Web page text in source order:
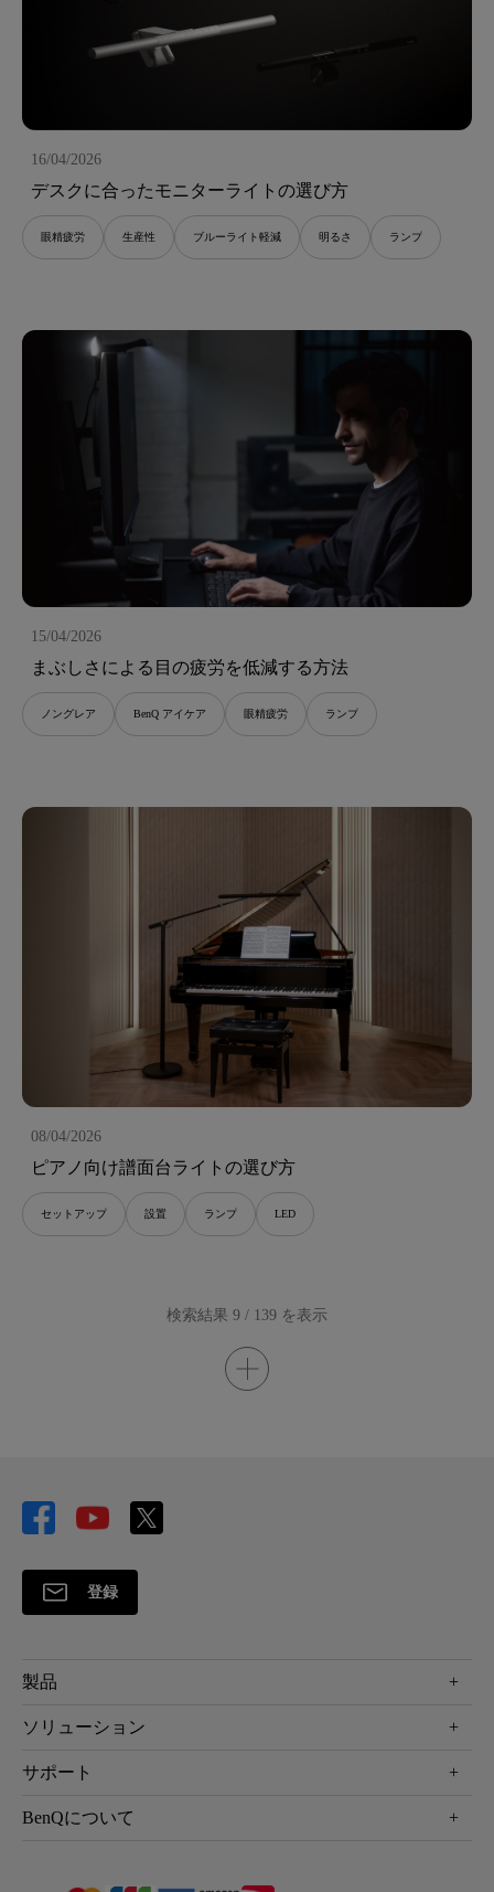
16/04/2026
デスクに合ったモニターライトの選び方
眼精疲労 生産性 ブルーライト軽減 明るさ ランプ
15/04/2026
まぶしさによる目の疲労を低減する方法
ノングレア BenQ アイケア 眼精疲労 ランプ
08/04/2026
ピアノ向け譜面台ライトの選び方
セットアップ 設置 ランプ LED
検索結果 9 / 139 を表示
登録
製品
プロジェクター
照明
Webカメラ
ソリューション
ビジネス向け
知識ページ
AQCOLOR
サポート
サポート
BenQについて
リーダーシップ